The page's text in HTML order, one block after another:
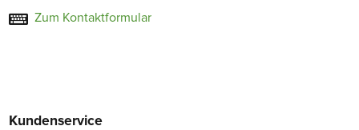
Zum Kontaktformular
Kundenservice